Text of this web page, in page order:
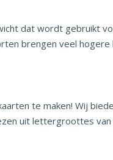
dat wordt gebruikt
brengen veel
te maken! Wij
uit lettergroottes